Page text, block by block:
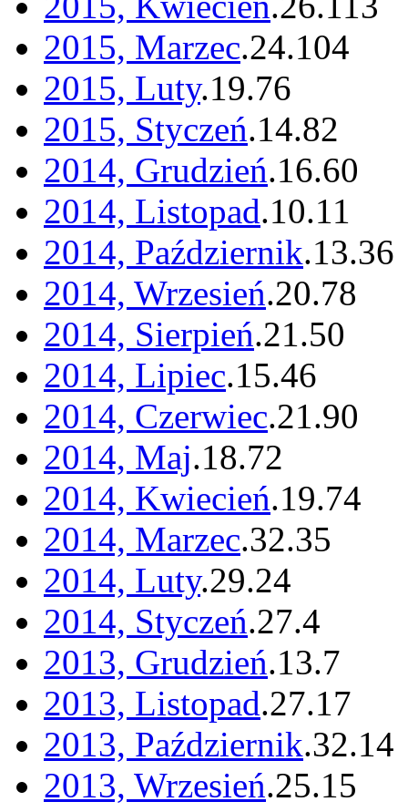
2015, Marzec.24.104
2015, Luty.19.76
2015, Styczeń.14.82
2014, Grudzień.16.60
2014, Listopad.10.11
2014, Październik.13.36
2014, Wrzesień.20.78
2014, Sierpień.21.50
2014, Lipiec.15.46
2014, Czerwiec.21.90
2014, Maj.18.72
2014, Kwiecień.19.74
2014, Marzec.32.35
2014, Luty.29.24
2014, Styczeń.27.4
2013, Grudzień.13.7
2013, Listopad.27.17
2013, Październik.32.14
2013, Wrzesień.25.15